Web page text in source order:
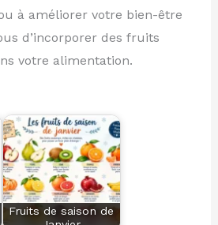
à améliorer votre bien-être
d’incorporer des fruits
votre alimentation.
Fruits de saison de